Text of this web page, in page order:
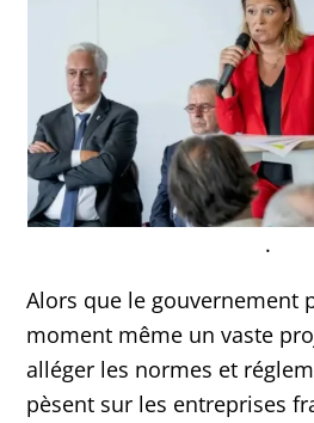
.
Alors que le gouvernement
moment même un vaste
alléger les normes et
pèsent sur les entreprises